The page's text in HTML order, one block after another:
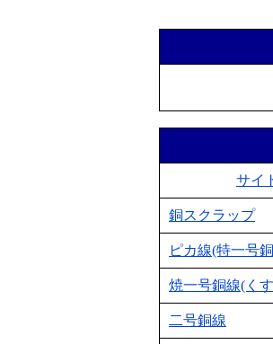
サイ
銅スクラップ
ピカ線(特一号
焼一号銅線(く
二号銅線